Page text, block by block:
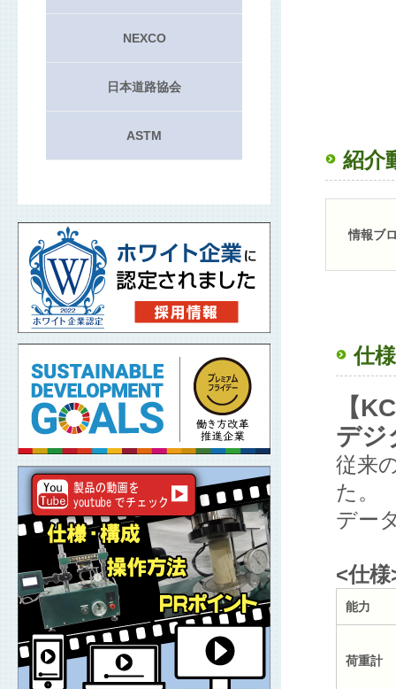
紹介
情報ブ
仕
【
デジ
従来
た。
デー
<仕様
能力
荷重計
NEXCO
日本道路協会
ASTM